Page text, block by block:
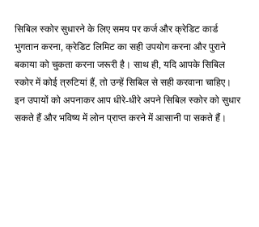
सिबिल स्कोर सुधारने के लिए समय पर कर्ज और क्रेडिट कार्ड
भुगतान करना, क्रेडिट लिमिट का सही उपयोग करना और पुराने
बकाया को चुकता करना जरूरी है। साथ ही, यदि आपके सिबिल
स्कोर में कोई त्रुटियां हैं, तो उन्हें सिबिल से सही करवाना चाहिए।
इन उपायों को अपनाकर आप धीरे-धीरे अपने सिबिल स्कोर को सुधार
सकते हैं और भविष्य में लोन प्राप्त करने में आसानी पा सकते हैं।